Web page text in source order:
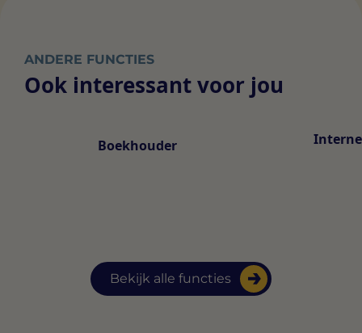
ANDERE FUNCTIES
Ook interessant voor jou
Bekijk alle functies
Boekhouder